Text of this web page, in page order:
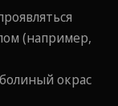
(например,
окрас